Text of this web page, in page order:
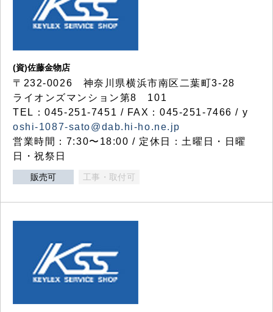
(資)佐藤金物店
〒232-0026 神奈川県横浜市南区二葉町3-28
ライオンズマンション第8 101
TEL：045-251-7451 / FAX：045-251-7466 / y
oshi-1087-sato@dab.hi-ho.ne.jp
営業時間：7:30〜18:00 / 定休日：土曜日・日曜
日・祝祭日
販売可 工事・取付可